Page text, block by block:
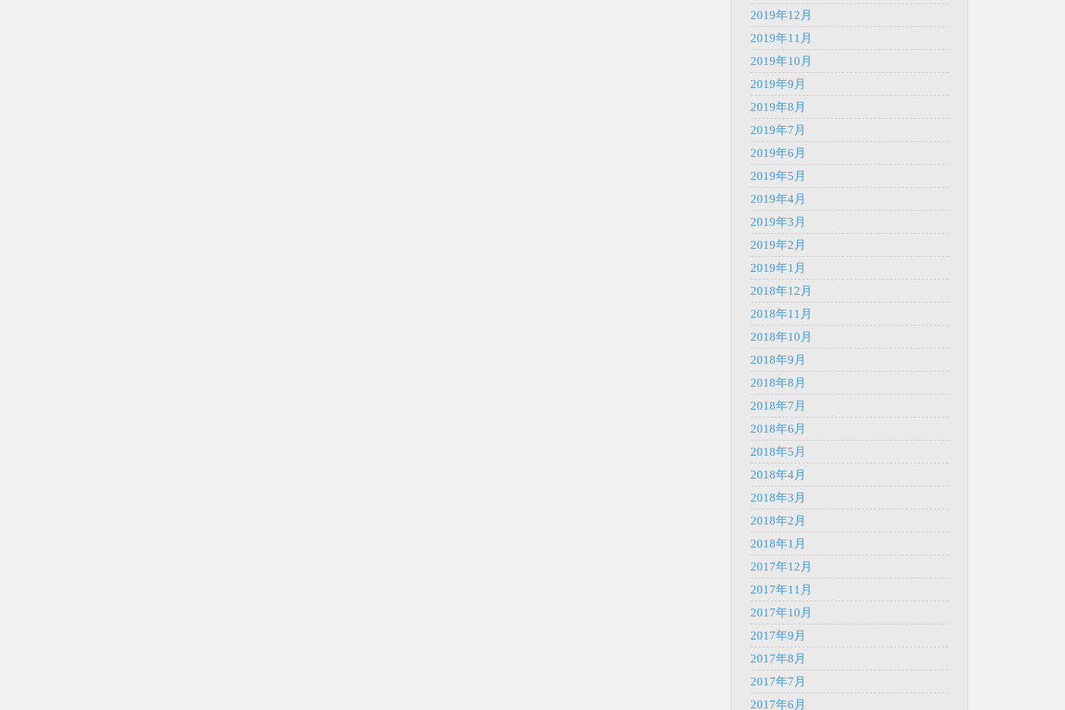
2019年12月
2019年11月
2019年10月
2019年9月
2019年8月
2019年7月
2019年6月
2019年5月
2019年4月
2019年3月
2019年2月
2019年1月
2018年12月
2018年11月
2018年10月
2018年9月
2018年8月
2018年7月
2018年6月
2018年5月
2018年4月
2018年3月
2018年2月
2018年1月
2017年12月
2017年11月
2017年10月
2017年9月
2017年8月
2017年7月
2017年6月